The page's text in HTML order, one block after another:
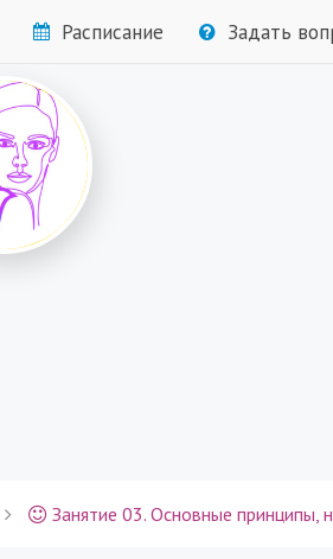
Расписание Задать
Занятие 03. Основные принципы, на которых